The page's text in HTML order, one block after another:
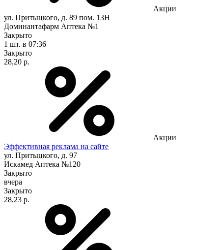
Акции
ул. Притыцкого, д. 89 пом. 13Н
Доминантафарм Аптека №1
Закрыто
1 шт. в 07:36
Закрыто
28,20 р.
Акции
Эффективная реклама на сайте
ул. Притыцкого, д. 97
Искамед Аптека №120
Закрыто
вчера
Закрыто
28,23 р.